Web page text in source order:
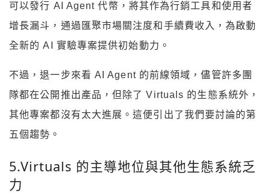
可以發行 AI Agent 代幣，將其作為行銷工具和使用者
增長漏斗，通過匯聚市場關注度和手續費收入，為啟動
全新的 AI 實驗專案提供初始動力。
不過，退一步來看 AI Agent 的前線領域，儘管許多團
隊都在公開推出產品，但除了 Virtuals 的生態系統外，
其他專案都沒有太大進展。這便引出了我們要討論的第
五個趨勢。
5.Virtuals 的主導地位與其他生態系統乏
力